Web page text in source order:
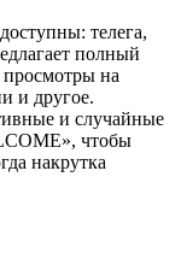
телега,
полный
просмотры на
и другое.
и случайные
чтобы
накрутка